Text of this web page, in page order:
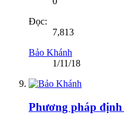
Đọc:
7,813
Bảo Khánh
1/11/18
Phương pháp định